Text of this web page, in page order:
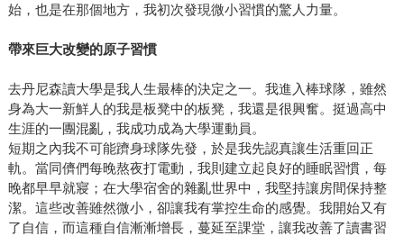
始，也是在那個地方，我初次發現微小習慣的驚人力量。
帶來巨大改變的原子習慣
去丹尼森讀大學是我人生最棒的決定之一。我進入棒球隊，雖然
身為大一新鮮人的我是板凳中的板凳，我還是很興奮。挺過高中
生涯的一團混亂，我成功成為大學運動員。
短期之內我不可能躋身球隊先發，於是我先認真讓生活重回正
軌。當同儕們每晚熬夜打電動，我則建立起良好的睡眠習慣，每
晚都早早就寢；在大學宿舍的雜亂世界中，我堅持讓房間保持整
潔。這些改善雖然微小，卻讓我有掌控生命的感覺。我開始又有
了自信，而這種自信漸漸增長，蔓延至課堂，讓我改善了讀書習